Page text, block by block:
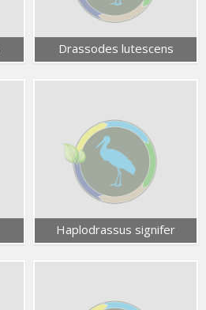
Drassodes lutescens
Haplodrassus signifer